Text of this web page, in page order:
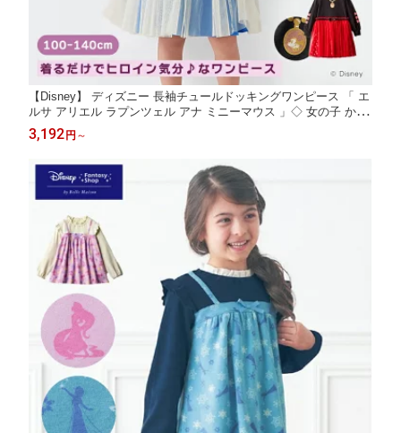
【Disney】 ディズニー 長袖チュールドッキングワンピース 「 エ
ルサ アリエル ラプンツェル アナ ミニーマウス 」◇ 女の子 かわ
いい ワンピース 子ども 子供 キッズ 服 コスチューム 長袖ワンピ
ース 冬 お出かけ 発表会 ハロウィン
3,192 円 ～